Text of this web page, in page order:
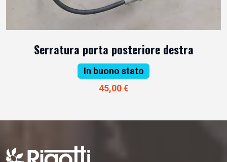
Serratura porta posteriore destra
In buono stato
45,00 €